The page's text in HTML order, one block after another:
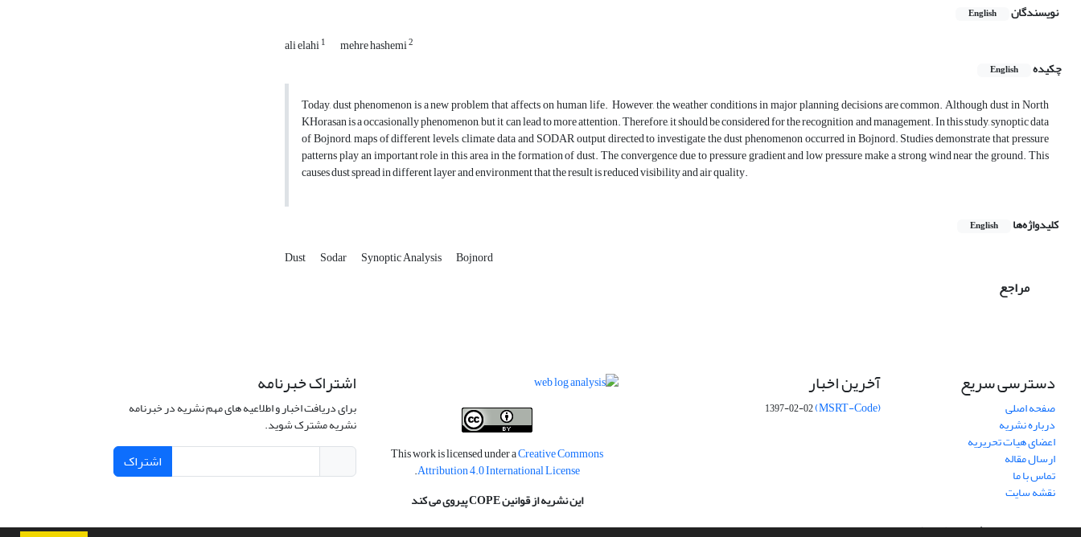
نویسندگان English
ali elahi1 mehre hashemi2
چکیده English
Today, dust phenomenon is a new problem that affects on human life. However, the weather conditions in major planning decisions are common. Although dust in North
KHorasan is a occasionally phenomenon, but it can lead to more attention. Therefore, it should be considered for the recognition and management. In this study, synoptic data
of Bojnord, maps of different levels, climate data and SODAR output directed to investigate the dust phenomenon occurred in Bojnord. Studies demonstrate that pressure
patterns play an important role in this area in the formation of dust. The convergence due to pressure gradient and low pressure make a strong wind near the ground. This
causes dust spread in different layer and environment that the result is reduced visibility and air quality.
کلیدواژه‌ها English
Dust Sodar Synoptic Analysis Bojnord
مراجع
دسترسی سریع
صفحه اصلی
درباره نشریه
اعضای هیات تحریریه
ارسال مقاله
تماس با ما
نقشه سایت
آخرین اخبار
(MSRT-Code)
1397-02-02
This work is licensed under aCreative Commons
Attribution 4.0 International License
.
این نشریه از قوانین COPE پیروی می کند
اشتراک خبرنامه
برای دریافت اخبار و اطلاعیه های مهم نشریه در خبرنامه
نشریه مشترک شوید.
اشتراک
سامانه مدیریت نشریات علمی.طراحی و پیاده سازی ازسیناوب